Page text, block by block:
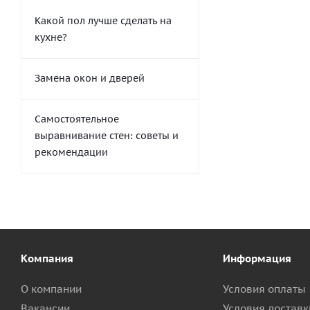
Какой пол лучше сделать на
кухне?
Замена окон и дверей
Самостоятельное
выравнивание стен: советы и
рекомендации
Компания
О компании
Информация
Условия оплаты